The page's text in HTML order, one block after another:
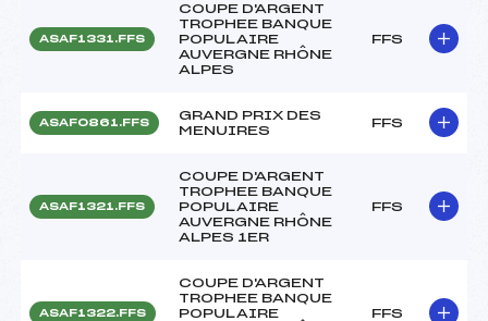
ASAF1331.FFS
COUPE D'ARGENT
TROPHEE BANQUE
POPULAIRE
AUVERGNE RHÔNE
ALPES
FFS
ASAF0861.FFS
GRAND PRIX DES
MENUIRES
FFS
ASAF1321.FFS
COUPE D'ARGENT
TROPHEE BANQUE
POPULAIRE
AUVERGNE RHÔNE
ALPES 1ER
FFS
ASAF1322.FFS
COUPE D'ARGENT
TROPHEE BANQUE
POPULAIRE
FFS